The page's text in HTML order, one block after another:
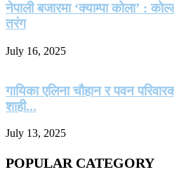
नेपाली बजारमा ‘क्याम्पा कोला’ :
तरंग
July 16, 2025
गायिका एलिना चौहान र पवन
शाही...
July 13, 2025
POPULAR CATEGORY